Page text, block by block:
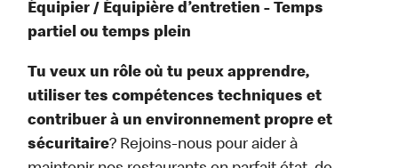
Équipier / Équipière d’entretien - Temps
partiel ou temps plein
Tu veux un rôle où tu peux apprendre,
utiliser tes compétences techniques et
contribuer à un environnement propre et
sécuritaire? Rejoins-nous pour aider à